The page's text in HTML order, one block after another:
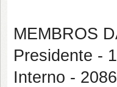
MEMBROS
Presidente -
Interno -